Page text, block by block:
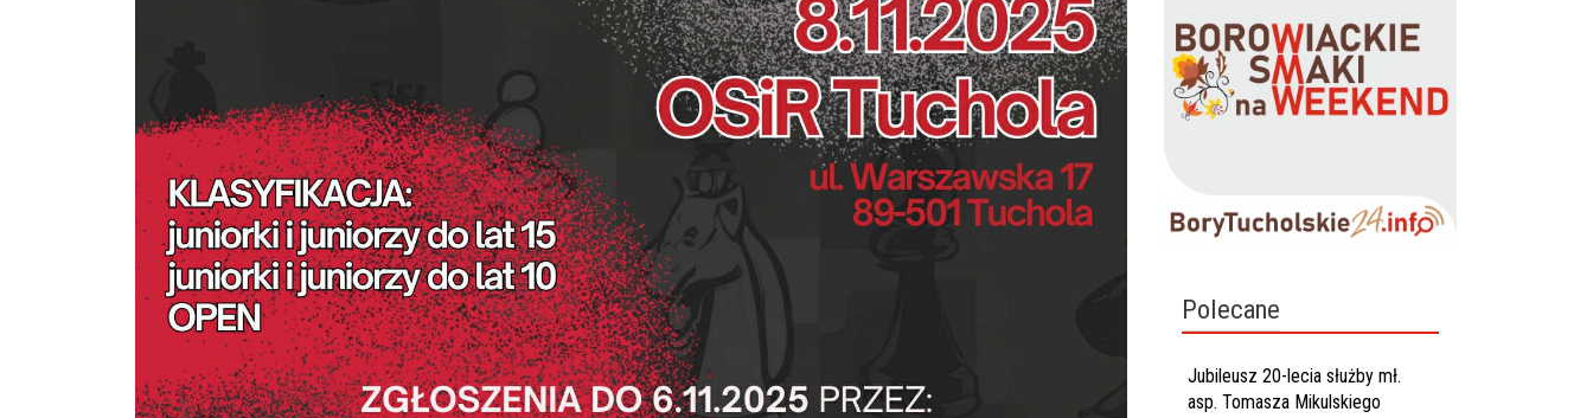
Polecane
Jubileusz 20-lecia służby mł.
asp. Tomasza Mikulskiego